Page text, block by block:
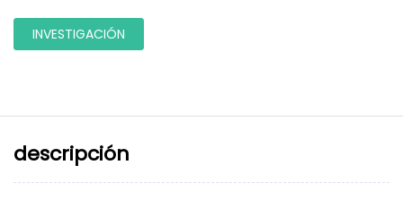
INVESTIGACIÓN
descripción